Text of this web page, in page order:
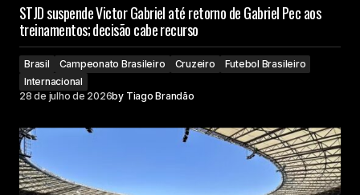
STJD suspende Victor Gabriel até retorno de Gabriel Pec aos
treinamentos; decisão cabe recurso
Brasil Campeonato Brasileiro Cruzeiro
Futebol Brasileiro
Internacional
28 de julho de 2026by Tiago Brandão